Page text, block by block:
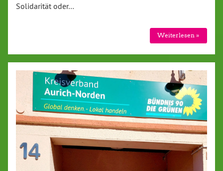
Solidarität oder…
Weiterlesen »